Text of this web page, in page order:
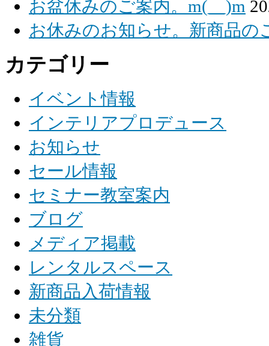
お盆休みのご案内。m(__)m
お休みのお知らせ。新商品の
カテゴリー
イベント情報
インテリアプロデュース
お知らせ
セール情報
セミナー教室案内
ブログ
メディア掲載
レンタルスペース
新商品入荷情報
未分類
雑貨